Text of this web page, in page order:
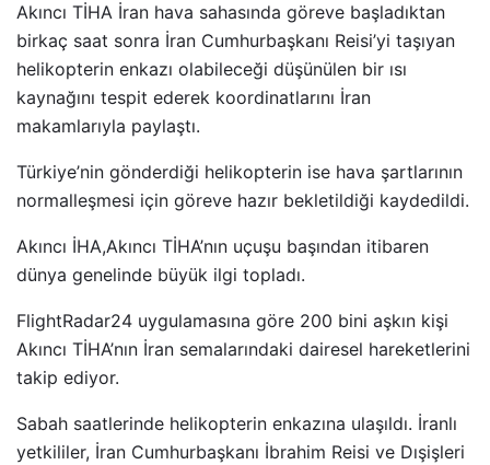
Akıncı TİHA İran hava sahasında göreve başladıktan
birkaç saat sonra İran Cumhurbaşkanı Reisi’yi taşıyan
helikopterin enkazı olabileceği düşünülen bir ısı
kaynağını tespit ederek koordinatlarını İran
makamlarıyla paylaştı.
Türkiye’nin gönderdiği helikopterin ise hava şartlarının
normalleşmesi için göreve hazır bekletildiği kaydedildi.
Akıncı İHA,Akıncı TİHA’nın uçuşu başından itibaren
dünya genelinde büyük ilgi topladı.
FlightRadar24 uygulamasına göre 200 bini aşkın kişi
Akıncı TİHA’nın İran semalarındaki dairesel hareketlerini
takip ediyor.
Sabah saatlerinde helikopterin enkazına ulaşıldı. İranlı
yetkililer, İran Cumhurbaşkanı İbrahim Reisi ve Dışişleri